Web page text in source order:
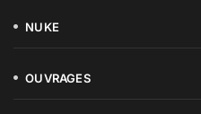
NUKE
OUVRAGES